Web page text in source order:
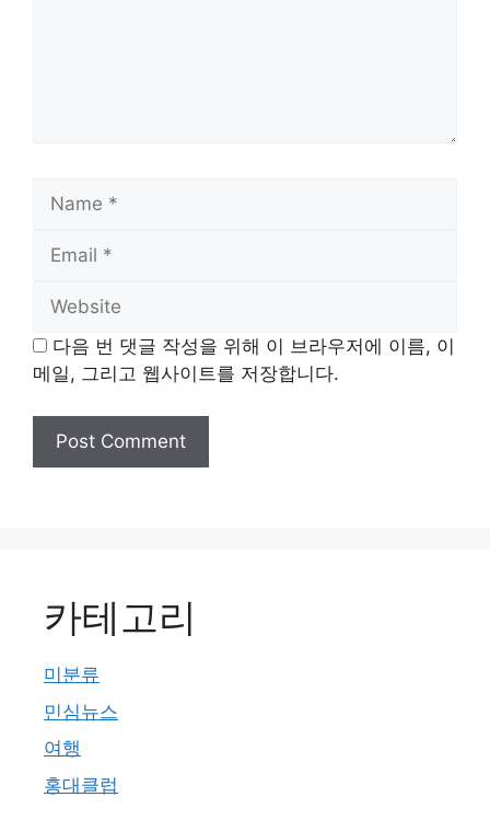
Name
Email
Website
다음 번 댓글 작성을 위해 이 브라우저에 이름, 이
메일, 그리고 웹사이트를 저장합니다.
카테고리
미분류
민심뉴스
여행
홍대클럽